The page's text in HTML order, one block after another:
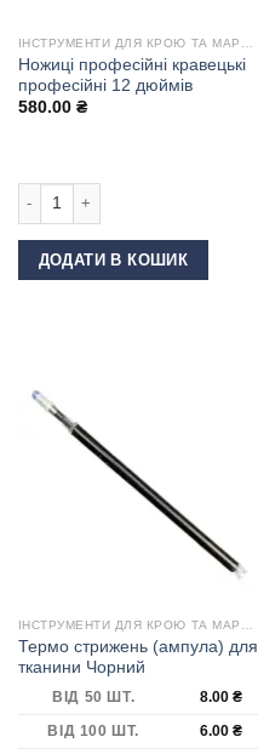
ІНСТРУМЕНТИ ДЛЯ КРОЮ ТА МАРКУВАННЯ
Ножиці професійні кравецькі
професійні 12 дюймів
580.00 ₴
ДОДАТИ В КОШИК
ІНСТРУМЕНТИ ДЛЯ КРОЮ ТА МАРКУВАННЯ
Термо стрижень (ампула) для
тканини Чорний
ВІД 50 ШТ. 8.00₴
ВІД 100 ШТ.
6.00₴